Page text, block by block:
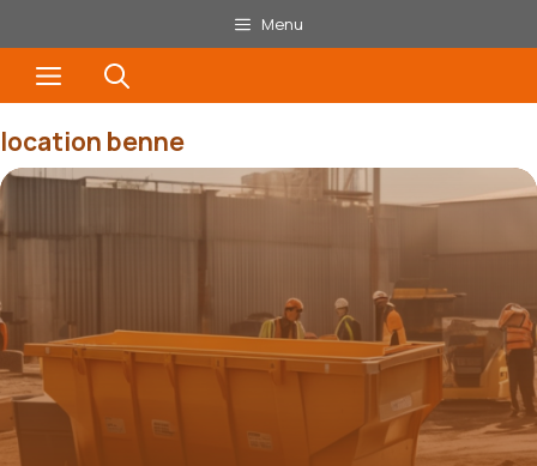
au
contenu
Menu
Menu
location benne